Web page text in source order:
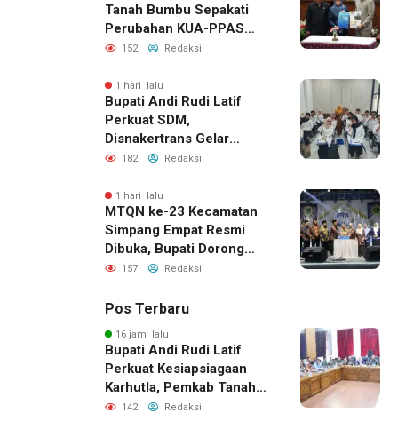
Tanah Bumbu Sepakati
Perubahan KUA-PPAS
2026, Perkuat Sinergi
152 Redaksi
1 hari lalu
Bupati Andi Rudi Latif
Perkuat SDM,
Disnakertrans Gelar
Pelatihan Desain Grafis
182 Redaksi
1 hari lalu
MTQN ke-23 Kecamatan
Simpang Empat Resmi
Dibuka, Bupati Dorong
Lahirnya Generasi Qur’ani
157 Redaksi
Pos Terbaru
16 jam lalu
Bupati Andi Rudi Latif
Perkuat Kesiapsiagaan
Karhutla, Pemkab Tanah
Bumbu Aktifkan Posko
142 Redaksi